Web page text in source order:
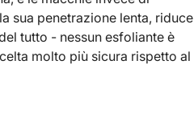
sua penetrazione lenta, riduce
tutto - nessun esfoliante è
molto più sicura rispetto al